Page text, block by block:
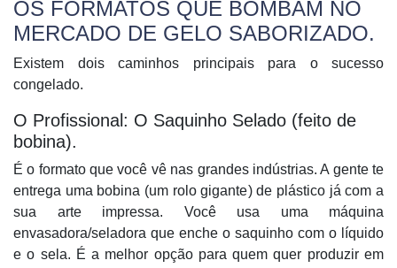
OS FORMATOS QUE BOMBAM NO
MERCADO DE GELO SABORIZADO.
Existem dois caminhos principais para o sucesso
congelado.
O Profissional: O Saquinho Selado (feito de
bobina).
É o formato que você vê nas grandes indústrias. A gente te
entrega uma bobina (um rolo gigante) de plástico já com a
sua arte impressa. Você usa uma máquina
envasadora/seladora que enche o saquinho com o líquido
e o sela. É a melhor opção para quem quer produzir em